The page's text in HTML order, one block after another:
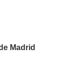
Madrid